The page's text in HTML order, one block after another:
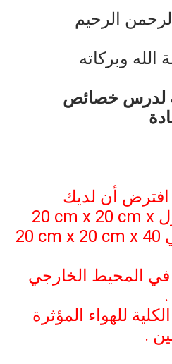
الرحيم
الله وبركاته
لدرس خصائص
افترض أن لديك
20 cm x 20 cm x
20 cm x 20 cm x 40
المحيط الخارجي
للهواء المؤثرة
.